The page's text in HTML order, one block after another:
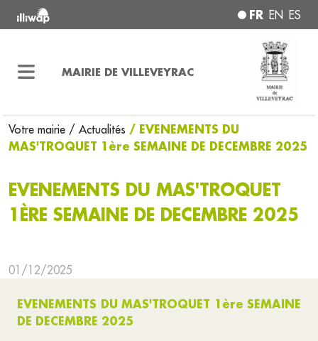
FR EN ES
MAIRIE DE VILLEVEYRAC
Votre mairie / Actualités / EVENEMENTS DU
MAS'TROQUET 1ère SEMAINE DE DECEMBRE 2025
EVENEMENTS DU MAS'TROQUET
1ÈRE SEMAINE DE DECEMBRE 2025
01/12/2025
EVENEMENTS DU MAS'TROQUET 1ère SEMAINE
DE DECEMBRE 2025